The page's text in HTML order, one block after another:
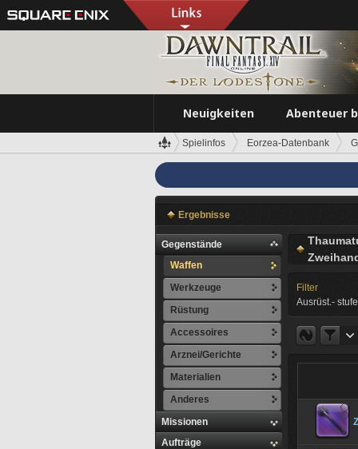
Neuigkeiten Abenteuer
Spielinfos Eorzea-Datenbank
Ergebnisse
Gegenstände
Waffen
Werkzeuge
Rüstung
Accessoires
Arznei/Gerichte
Materialien
Anderes
Missionen
Aufträge
Filter
Ausrüst.-